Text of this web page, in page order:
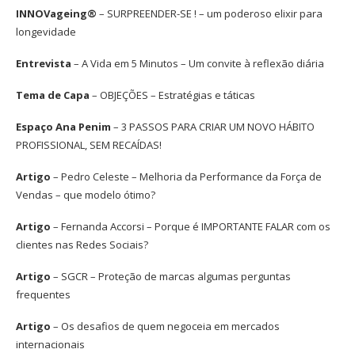
INNOVageing® – SURPREENDER-SE ! – um poderoso elixir para
longevidade
Entrevista – A Vida em 5 Minutos – Um convite à reflexão diária
Tema de Capa – OBJEÇÕES – Estratégias e táticas
Espaço Ana Penim – 3 PASSOS PARA CRIAR UM NOVO HÁBITO
PROFISSIONAL, SEM RECAÍDAS!
Artigo – Pedro Celeste – Melhoria da Performance da Força de
Vendas – que modelo ótimo?
Artigo – Fernanda Accorsi – Porque é IMPORTANTE FALAR com os
clientes nas Redes Sociais?
Artigo – SGCR – Proteção de marcas algumas perguntas
frequentes
Artigo – Os desafios de quem negoceia em mercados
internacionais